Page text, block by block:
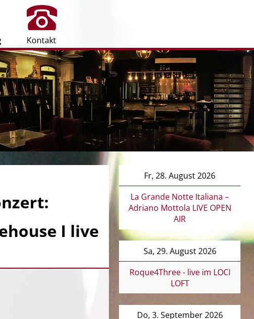
Kontakt
I live
Fr, 28. August 2026
La Grande Notte Italiana –
Adriano Mottola LIVE OPEN
AIR
Sa, 29. August 2026
Roque4Three - live im LOCI
LOFT
Do, 3. September 2026